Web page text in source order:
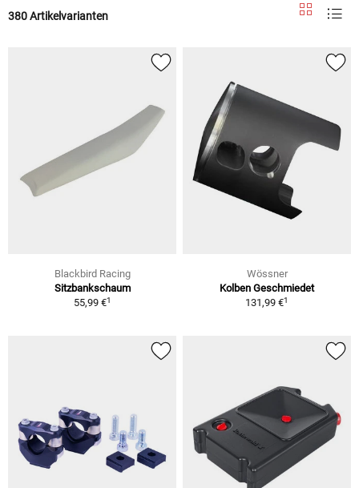
380 Artikelvarianten
Blackbird Racing
Sitzbankschaum
55,99 €1
Wössner
Kolben Geschmiedet
131,99 €1